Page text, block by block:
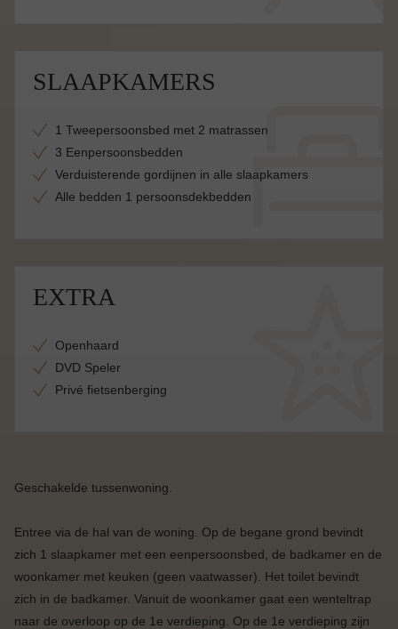
SLAAPKAMERS
1 Tweepersoonsbed met 2 matrassen
3 Eenpersoonsbedden
Verduisterende gordijnen in alle slaapkamers
Alle bedden 1 persoonsdekbedden
EXTRA
Openhaard
DVD Speler
Privé fietsenberging
Geschakelde tussenwoning.
Entree via de hal van de woning. Op de begane grond bevindt
zich 1 slaapkamer met een eenpersoonsbed, de badkamer en de
woonkamer met keuken (geen vaatwasser). Het toilet bevindt
zich in de badkamer. Vanuit de woonkamer gaat een wenteltrap
naar de overloop op de 1e verdieping. Op de 1e verdieping zijn